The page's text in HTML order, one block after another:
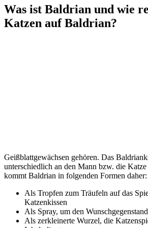
Was ist Baldrian und wie
Katzen auf Baldrian?
Geißblattgewächsen gehören. Das
unterschiedlich an den Mann bzw. die
kommt Baldrian in folgenden Formen daher:
Als Tropfen zum Träufeln auf das
Katzenkissen
Als Spray, um den
Als zerkleinerte Wurzel, die